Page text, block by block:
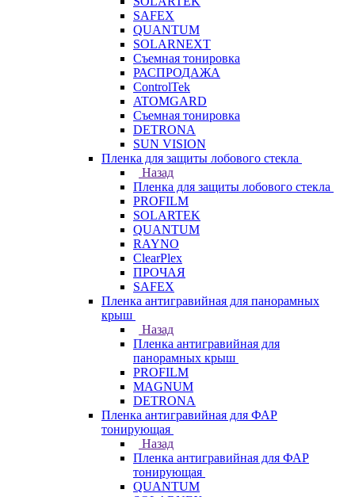
SAFEX
QUANTUM
SOLARNEXT
Съемная тонировка
РАСПРОДАЖА
ControlTek
ATOMGARD
Съемная тонировка
DETRONA
SUN VISION
Пленка для защиты лобового стекла
Назад
Пленка для защиты лобового стекла
PROFILM
SOLARTEK
QUANTUM
RAYNO
ClearPlex
ПРОЧАЯ
SAFEX
Пленка антигравийная для панорамных
крыш
Назад
Пленка антигравийная для
панорамных крыш
PROFILM
MAGNUM
DETRONA
Пленка антигравийная для ФАР
тонирующая
Назад
Пленка антигравийная для ФАР
тонирующая
QUANTUM